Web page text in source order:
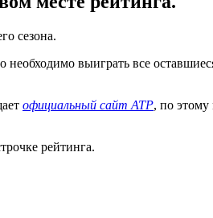
сезона.
выиграть все
официальный сайт ATP, по этому
рейтинга.